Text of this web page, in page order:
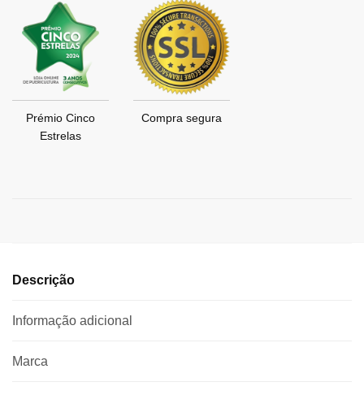
Prémio Cinco
Estrelas
Compra segura
Descrição
Informação adicional
Marca